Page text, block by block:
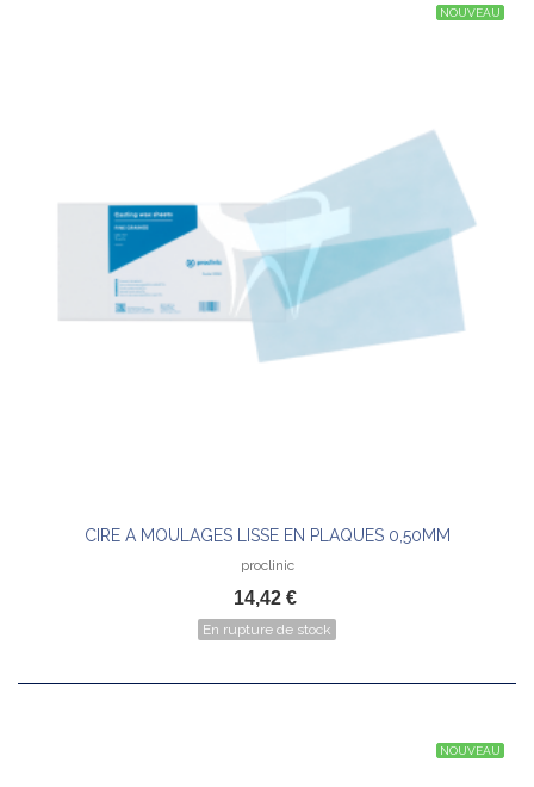
NOUVEAU
CIRE A MOULAGES LISSE EN PLAQUES 0,50MM
proclinic
14,42 €
En rupture de stock
NOUVEAU